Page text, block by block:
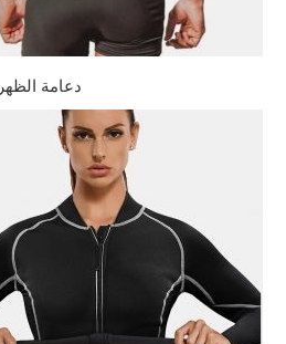
دعامة الظهر